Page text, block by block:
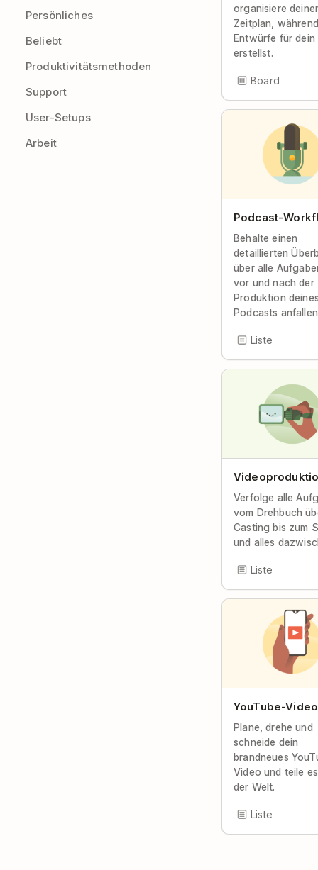
Persönliches
Beliebt
Produktivitätsmethoden
Support
User-Setups
Arbeit
organisiere
Zeitplan,
Entwürfe für dein
erstellst.
Board
Podcast-
Behalte einen
detaillierten
über alle
vor und nach der
Produktion
Podcasts
Liste
Verfolge alle
vom Drehbuch
Casting bis zum
und alles
Liste
YouTube-Video
Plane, drehe und
schneide dein
brandneues
Video und teile
der Welt.
Liste